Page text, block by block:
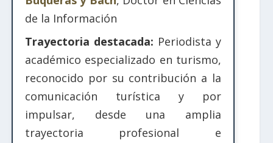
de la Información
Trayectoria destacada: Periodista y
académico especializado en turismo,
reconocido por su contribución a la
comunicación turística y por
impulsar, desde una amplia
trayectoria profesional e